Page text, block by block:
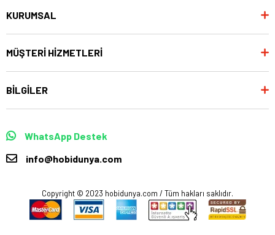
KURUMSAL
MÜŞTERİ HİZMETLERİ
BİLGİLER
WhatsApp Destek
info@hobidunya.com
Copyright © 2023 hobidunya.com / Tüm hakları saklıdır.